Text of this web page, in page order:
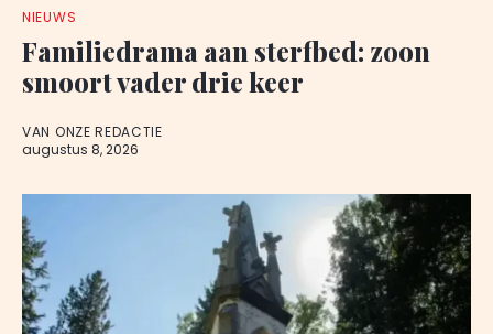
NIEUWS
Familiedrama aan sterfbed: zoon
smoort vader drie keer
VAN ONZE REDACTIE
augustus 8, 2026